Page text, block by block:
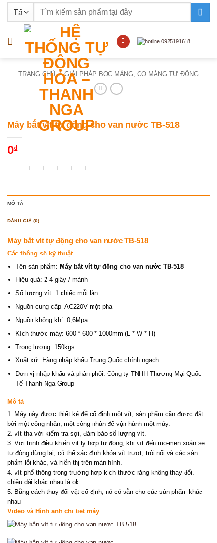
nội
Tìm
TRANG CHỦ / GIẢI PHÁP BỌC MÀNG, CO MÀNG TỰ ĐỘNG
Máy bắt vít tự động cho van nước TB-518
0₫
MÔ TẢ
ĐÁNH GIÁ (0)
Máy bắt vít tự động cho van nước TB-518
Các thông số kỹ thuật
Tên sản phẩm: Máy bắt vít tự động cho van nước TB-518
Hiệu quả: 2-4 giây / mảnh
Số lượng vít: 1 chiếc mỗi lần
Nguồn cung cấp: AC220V một pha
Nguồn không khí: 0,6Mpa
Kích thước máy: 600 * 600 * 1000mm (L * W * H)
Trọng lượng: 150kgs
Xuất xứ: Hàng nhập khẩu Trung Quốc chính ngạch
Đơn vị nhập khẩu và phân phối: Công ty TNHH Thương Mại Quốc
Tế Thanh Nga Group
Mô tả
1. Máy này được thiết kế để cố định một vít, sản phẩm cần được đặt
bởi một công nhân, một công nhân để vận hành một máy.
2. vít thả với kiểm tra sợi, đảm bảo số lượng vít.
3. Với trình điều khiển vít ly hợp tự động, khi vít đến mô-men xoắn sẽ
tự động dừng lại, có thể xác định khóa vít trượt, trôi nổi và các sản
phẩm lỗi khác, và hiển thị trên màn hình.
4. vít phổ thông trong trường hợp kích thước răng không thay đổi,
chiều dài khác nhau là ok
5. Bằng cách thay đổi vật cố định, nó có sẵn cho các sản phẩm khác
nhau
Video và Hình ảnh chi tiết máy